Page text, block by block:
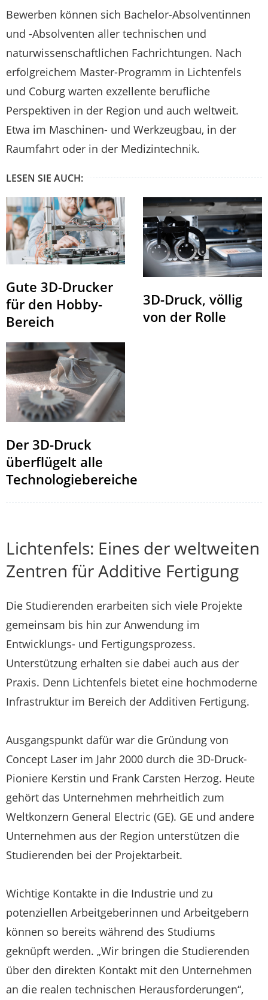
Bewerben können sich Bachelor-Absolventinnen
und -Absolventen aller technischen und
naturwissenschaftlichen Fachrichtungen. Nach
erfolgreichem Master-Programm in Lichtenfels
und Coburg warten exzellente berufliche
Perspektiven in der Region und auch weltweit.
Etwa im Maschinen- und Werkzeugbau, in der
Raumfahrt oder in der Medizintechnik.
LESEN SIE AUCH:
Gute 3D-Drucker
für den Hobby-
Bereich
3D-Druck, völlig
von der Rolle
Der 3D-Druck
überflügelt alle
Technologiebereiche
Lichtenfels: Eines der weltweiten
Zentren für Additive Fertigung
Die Studierenden erarbeiten sich viele Projekte
gemeinsam bis hin zur Anwendung im
Entwicklungs- und Fertigungsprozess.
Unterstützung erhalten sie dabei auch aus der
Praxis. Denn Lichtenfels bietet eine hochmoderne
Infrastruktur im Bereich der Additiven Fertigung.
Ausgangspunkt dafür war die Gründung von
Concept Laser im Jahr 2000 durch die 3D-Druck-
Pioniere Kerstin und Frank Carsten Herzog. Heute
gehört das Unternehmen mehrheitlich zum
Weltkonzern General Electric (GE). GE und andere
Unternehmen aus der Region unterstützen die
Studierenden bei der Projektarbeit.
Wichtige Kontakte in die Industrie und zu
potenziellen Arbeitgeberinnen und Arbeitgebern
können so bereits während des Studiums
geknüpft werden. „Wir bringen die Studierenden
über den direkten Kontakt mit den Unternehmen
an die realen technischen Herausforderungen“,